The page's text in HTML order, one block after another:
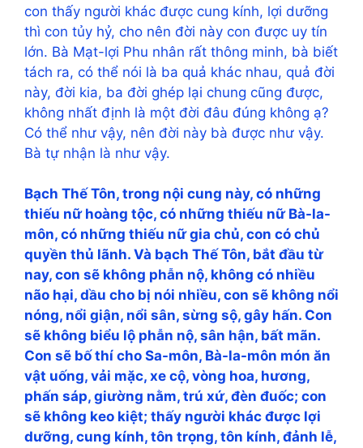
con thấy người khác được cung kính, lợi dưỡng
thì con tủy hỷ, cho nên đời này con được uy tín
lớn. Bà Mạt-lợi Phu nhân rất thông minh, bà biết
tách ra, có thể nói là ba quả khác nhau, quả đời
này, đời kia, ba đời ghép lại chung cũng được,
không nhất định là một đời đâu đúng không ạ?
Có thể như vậy, nên đời này bà được như vậy.
Bà tự nhận là như vậy.
Bạch Thế Tôn, trong nội cung này, có những
thiếu nữ hoàng tộc, có những thiếu nữ Bà-la-
môn, có những thiếu nữ gia chủ, con có chủ
quyền thủ lãnh. Và bạch Thế Tôn, bắt đầu từ
nay, con sẽ không phẫn nộ, không có nhiều
não hại, dầu cho bị nói nhiều, con sẽ không nổi
nóng, nổi giận, nổi sân, sừng sộ, gây hấn. Con
sẽ không biểu lộ phẫn nộ, sân hận, bất mãn.
Con sẽ bố thí cho Sa-môn, Bà-la-môn món ăn
vật uống, vải mặc, xe cộ, vòng hoa, hương,
phấn sáp, giường nằm, trú xứ, đèn đuốc; con
sẽ không keo kiệt; thấy người khác được lợi
dưỡng, cung kính, tôn trọng, tôn kính, đảnh lễ,